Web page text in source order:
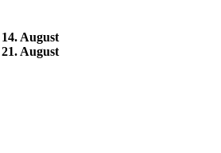
14. August
21. August